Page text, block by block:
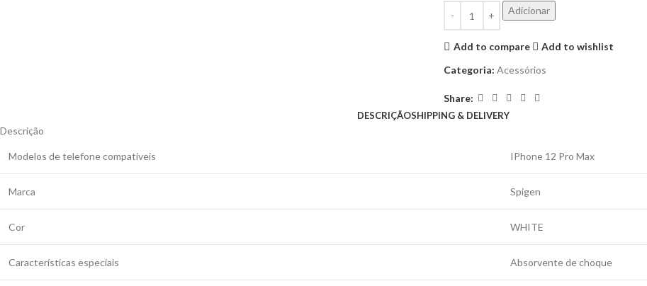
Adicionar
Add to compare
Add to wishlist
Categoria: Acessórios
Share:
DESCRIÇÃOSHIPPING & DELIVERY
Descrição
Modelos de telefone compatíveis IPhone 12 Pro Max
Marca Spigen
Cor WHITE
Características especiais Absorvente de choque